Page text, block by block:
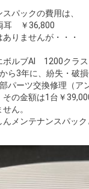
パックの費用は、
￥36,800
りませんが・・・
ボルブAI 1200クラス
ら3年に、紛失・破
パーツ交換修理（ア
その金額は1台￥
ん。
んメンテナンスパッ